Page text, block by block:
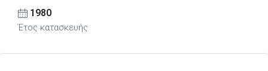
1980
Έτος κατασκευής